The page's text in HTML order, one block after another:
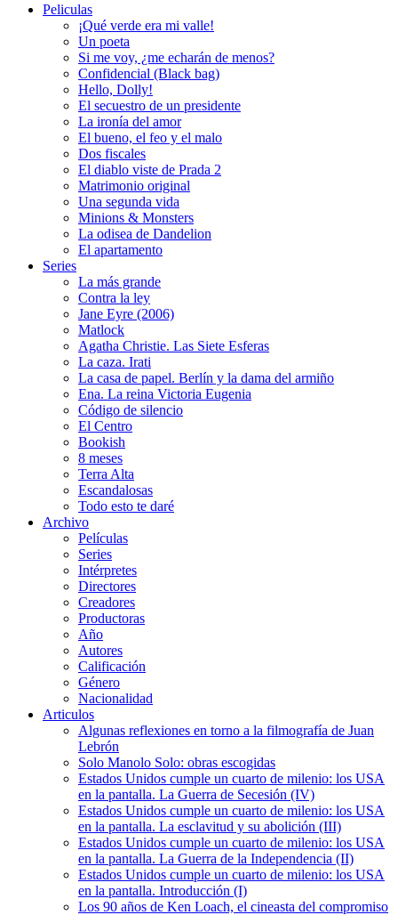
Peliculas
¡Qué verde era mi valle!
Un poeta
Si me voy, ¿me echarán de menos?
Confidencial (Black bag)
Hello, Dolly!
El secuestro de un presidente
La ironía del amor
El bueno, el feo y el malo
Dos fiscales
El diablo viste de Prada 2
Matrimonio original
Una segunda vida
Minions & Monsters
La odisea de Dandelion
El apartamento
Series
La más grande
Contra la ley
Jane Eyre (2006)
Matlock
Agatha Christie. Las Siete Esferas
La caza. Irati
La casa de papel. Berlín y la dama del armiño
Ena. La reina Victoria Eugenia
Código de silencio
El Centro
Bookish
8 meses
Terra Alta
Escandalosas
Todo esto te daré
Archivo
Películas
Series
Intérpretes
Directores
Creadores
Productoras
Año
Autores
Calificación
Género
Nacionalidad
Articulos
Algunas reflexiones en torno a la filmografía de Juan
Lebrón
Solo Manolo Solo: obras escogidas
Estados Unidos cumple un cuarto de milenio: los USA
en la pantalla. La Guerra de Secesión (IV)
Estados Unidos cumple un cuarto de milenio: los USA
en la pantalla. La esclavitud y su abolición (III)
Estados Unidos cumple un cuarto de milenio: los USA
en la pantalla. La Guerra de la Independencia (II)
Estados Unidos cumple un cuarto de milenio: los USA
en la pantalla. Introducción (I)
Los 90 años de Ken Loach, el cineasta del compromiso